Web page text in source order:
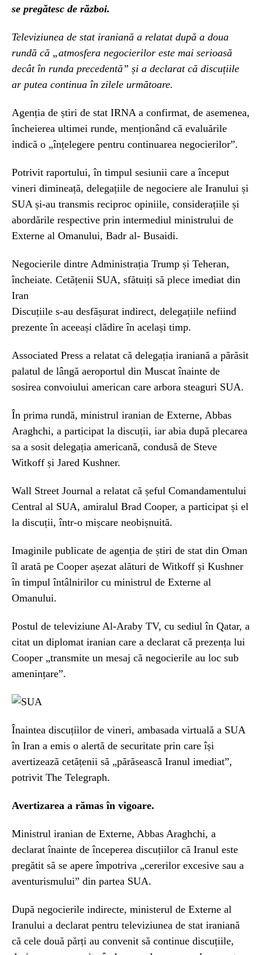
se pregătesc de război.
Televiziunea de stat iraniană a relatat după a doua
rundă că „atmosfera negocierilor este mai serioasă
decât în ​​runda precedentă” și a declarat că discuțiile
ar putea continua în zilele următoare.
Agenția de știri de stat IRNA a confirmat, de asemenea,
încheierea ultimei runde, menționând că evaluările
indică o „înțelegere pentru continuarea negocierilor”.
Potrivit raportului, în timpul sesiunii care a început
vineri dimineață, delegațiile de negociere ale Iranului și
SUA și-au transmis reciproc opiniile, considerațiile și
abordările respective prin intermediul ministrului de
Externe al Omanului, Badr al- Busaidi.
Negocierile dintre Administrația Trump și Teheran,
încheiate. Cetățenii SUA, sfătuiți să plece imediat din
Iran
Discuțiile s-au desfășurat indirect, delegațiile nefiind
prezente în aceeași clădire în același timp.
Associated Press a relatat că delegația iraniană a părăsit
palatul de lângă aeroportul din Muscat înainte de
sosirea convoiului american care arbora steaguri SUA.
În prima rundă, ministrul iranian de Externe, Abbas
Araghchi, a participat la discuții, iar abia după plecarea
sa a sosit delegația americană, condusă de Steve
Witkoff și Jared Kushner.
Wall Street Journal a relatat că șeful Comandamentului
Central al SUA, amiralul Brad Cooper, a participat și el
la discuții, într-o mișcare neobișnuită.
Imaginile publicate de agenția de știri de stat din Oman
îl arată pe Cooper așezat alături de Witkoff și Kushner
în timpul întâlnirilor cu ministrul de Externe al
Omanului.
Postul de televiziune Al-Araby TV, cu sediul în Qatar, a
citat un diplomat iranian care a declarat că prezența lui
Cooper „transmite un mesaj că negocierile au loc sub
amenințare”.
Înaintea discuțiilor de vineri, ambasada virtuală a SUA
în Iran a emis o alertă de securitate prin care își
avertizează cetățenii să „părăsească Iranul imediat”,
potrivit The Telegraph.
Avertizarea a rămas în vigoare.
Ministrul iranian de Externe, Abbas Araghchi, a
declarat înainte de începerea discuțiilor că Iranul este
pregătit să se apere împotriva „cererilor excesive sau a
aventurismului” din partea SUA.
După negocierile indirecte, ministerul de Externe al
Iranului a declarat pentru televiziunea de stat iraniană
că cele două părți au convenit să continue discuțiile,